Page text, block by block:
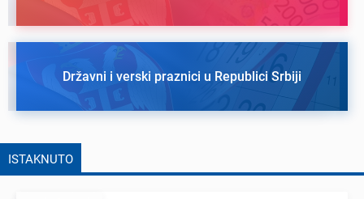
Državni i verski praznici u Republici Srbiji
ISTAKNUTO